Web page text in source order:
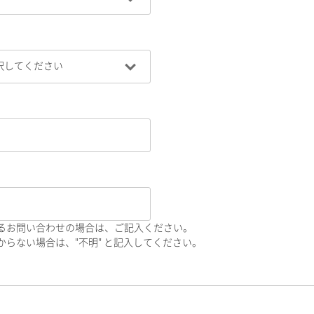
お問い合わせの場合は、ご記入ください。
らない場合は、"不明" と記入してください。